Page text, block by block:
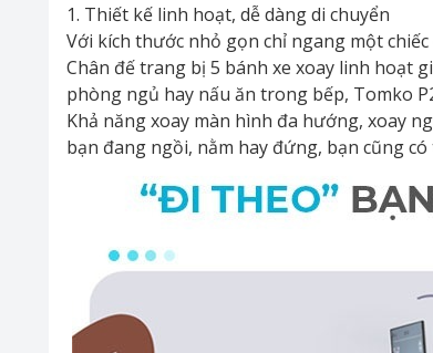
1. Thiết kế linh hoạt, dễ dàng di chuyển
Với kích thước nhỏ gọn chỉ ngang một
Chân đế trang bị 5 bánh xe xoay linh hoạt
phòng ngủ hay nấu ăn trong bếp, Tomko
Khả năng xoay màn hình đa hướng, xoay
bạn đang ngồi, nằm hay đứng, bạn cũng